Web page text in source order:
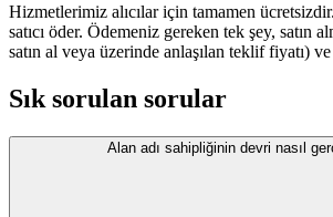
Hizmetlerimiz alıcılar için tamamen
satıcı öder. Ödemeniz gereken tek şey, satın
satın al veya üzerinde anlaşılan teklif fiyatı)
Sık sorulan sorular
Alan adı sahipliğinin devri nasıl